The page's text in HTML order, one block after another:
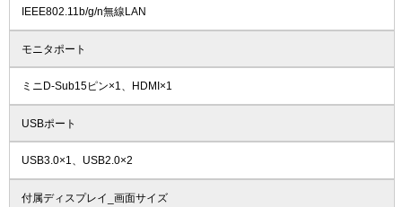
IEEE802.11b/g/n無線LAN
モニタポート
ミニD-Sub15ピン×1、HDMI×1
USBポート
USB3.0×1、USB2.0×2
付属ディスプレイ_画面サイズ